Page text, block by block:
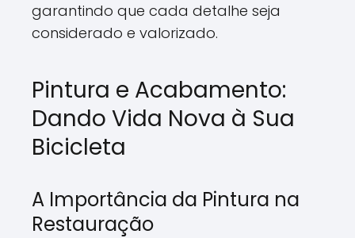
garantindo que cada detalhe seja
considerado e valorizado.
Pintura e Acabamento:
Dando Vida Nova à Sua
Bicicleta
A Importância da Pintura na
Restauração